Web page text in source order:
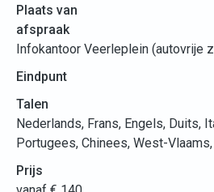
Plaats van
afspraak
Infokantoor Veerleplein (autovrije
Eindpunt
Talen
Nederlands, Frans, Engels, Duits,
Portugees, Chinees, West-
Prijs